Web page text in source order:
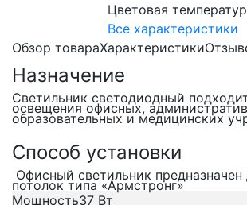
Цветовая
Все характеристики
Обзор товараХарактеристики
Назначение
Светильник светодиодный
освещения офисных,
образовательных и медицинских
Способ установки
Офисный светильник
потолок типа «Армстронг»
Мощность37 Вт